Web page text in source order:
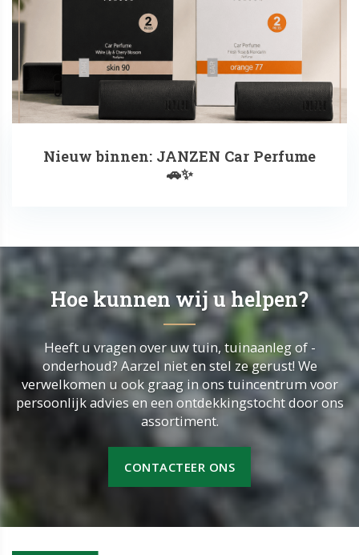
Nieuw binnen: JANZEN Car Perfume
🚗✨
Hoe kunnen wij u helpen?
Heeft u vragen over uw tuin, tuinaanleg of -
onderhoud? Aarzel niet en stel ze gerust! We
verwelkomen u ook graag in ons tuincentrum voor
persoonlijk advies en een ontdekkingstocht door ons
assortiment.
CONTACTEER ONS